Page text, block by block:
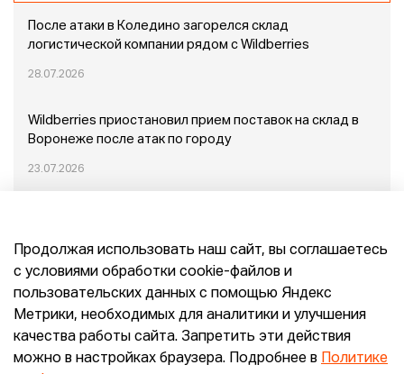
После атаки в Коледино загорелся склад
логистической компании рядом с Wildberries
28.07.2026
Wildberries приостановил прием поставок на склад в
Воронеже после атак по городу
23.07.2026
Конец эпохи маркетплейсов: прогнозы сооснователя
Mr.Doors Максима Валецкого
26.06.2026
Продолжая использовать наш сайт, вы соглашаетесь
с условиями обработки cookie-файлов и
пользовательских данных с помощью Яндекс
Метрики, необходимых для аналитики и улучшения
качества работы сайта. Запретить эти действия
можно в настройках браузера. Подробнее в
Политике